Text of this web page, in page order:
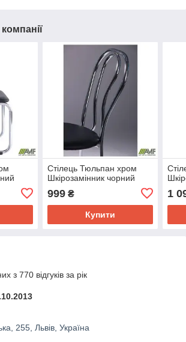
Стілець Тюльпан хром
Шкірозамінник чорний
999₴
Купити
1
з 770 відгуків за рік
255, Львів, Україна